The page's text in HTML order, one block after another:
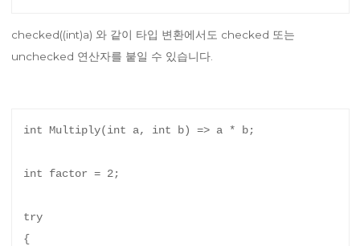
checked((int)a) 와 같이 타입 변환에서도 checked 또는
unchecked 연산자를 붙일 수 있습니다.
int Multiply(int a, int b) => a * b;
int factor = 2;
try
{